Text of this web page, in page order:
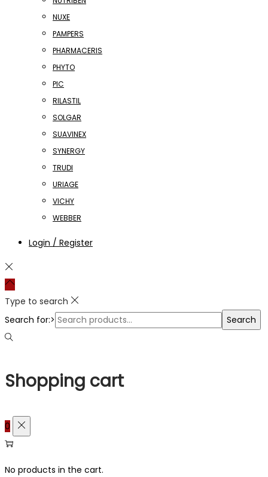
NUXE
PAMPERS
PHARMACERIS
PHYTO
PIC
RILASTIL
SOLGAR
SUAVINEX
SYNERGY
TRUDI
URIAGE
VICHY
WEBBER
Login / Register
Type to search
Search for:>
Search
Shopping cart
0
No products in the cart.